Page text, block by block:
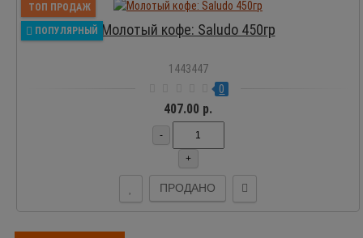
ТОП ПРОДАЖ
ПОПУЛЯРНЫЙ Молотый кофе: Saludo 450гр
1443447
0
407.00 р.
-
+
ПРОДАНО